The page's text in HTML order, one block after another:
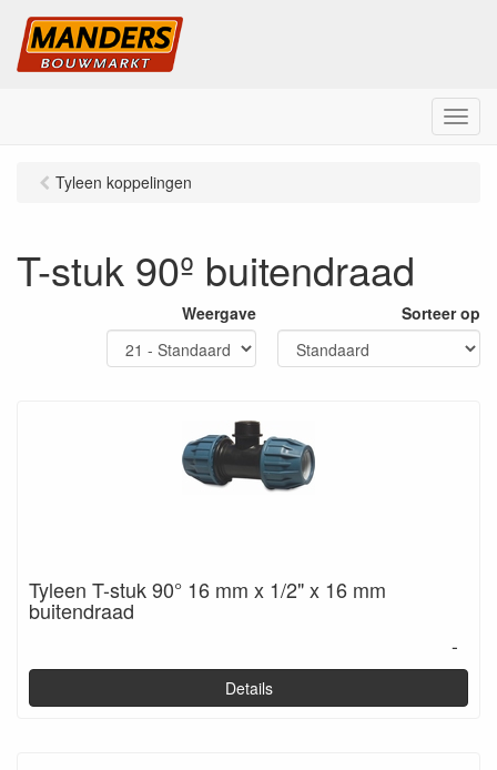
M
e
Tyleen koppelingen
T-stuk 90º buitendraad
Weergave Sorteer op
Tyleen T-stuk 90° 16 mm x 1/2" x 16 mm
buitendraad
-
Details